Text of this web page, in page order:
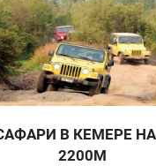
В КЕМЕРЕ
2200М